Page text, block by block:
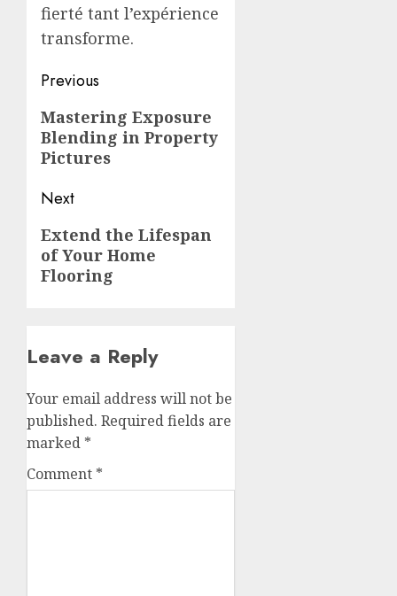
fierté tant l’expérience
transforme.
Post
navigation
Previous
Previous
post:
Mastering Exposure
Blending in Property
Pictures
Next
Next
post:
Extend the Lifespan
of Your Home
Flooring
Leave a Reply
Your email address will not be
published. Required fields are
marked *
Comment *